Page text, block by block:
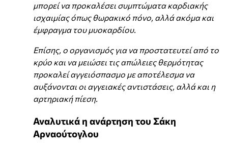
μπορεί να προκαλέσει συμπτώματα καρδιακής
ισχαιμίας όπως θωρακικό πόνο, αλλά ακόμα και
έμφραγμα του μυοκαρδίου.
Επίσης, ο οργανισμός για να προστατευτεί από το
κρύο και να μειώσει τις απώλειες θερμότητας
προκαλεί αγγειόσπασμο με αποτέλεσμα να
αυξάνονται οι αγγειακές αντιστάσεις, αλλά και η
αρτηριακή πίεση.
Αναλυτικά η ανάρτηση του Σάκη
Αρναούτογλου